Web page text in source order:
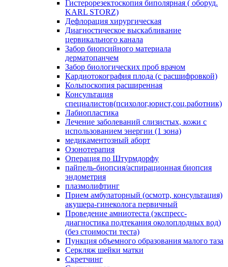
Гистерорезектоскопия биполярная ( оборуд.
KARL STORZ)
Дефлорация хирургическая
Диагностическое выскабливание
цервикального канала
Забор биопсийного материала
дерматопанчем
Забор биологических проб врачом
Кардиотокография плода (с расшифровкой)
Кольпоскопия расширенная
Консультация
специалистов(психолог,юрист,соц.работник)
Лабиопластика
Лечение заболеваний слизистых, кожи с
использованием энергии (1 зона)
медикаментозный аборт
Озонотерапия
Операция по Штурмдорфу
пайпель-биопсия/аспирационная биопсия
эндометрия
плазмолифтинг
Прием амбулаторный (осмотр, консультация)
акушера-гинеколога первичный
Проведение амниотеста (экспресс-
диагностика подтекания околоплодных вод)
(без стоимости теста)
Пункция объемного образования малого таза
Серкляж шейки матки
Скретчинг